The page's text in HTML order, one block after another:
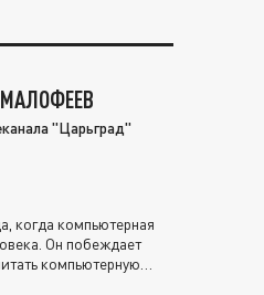
"Царьград"
когда компьютерная
Он побеждает
компьютерную